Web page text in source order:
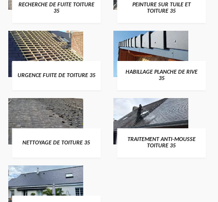
RECHERCHE DE FUITE TOITURE
35
PEINTURE SUR TUILE ET
TOITURE 35
URGENCE FUITE DE TOITURE 35
HABILLAGE PLANCHE DE RIVE
35
NETTOYAGE DE TOITURE 35
TRAITEMENT ANTI-MOUSSE
TOITURE 35